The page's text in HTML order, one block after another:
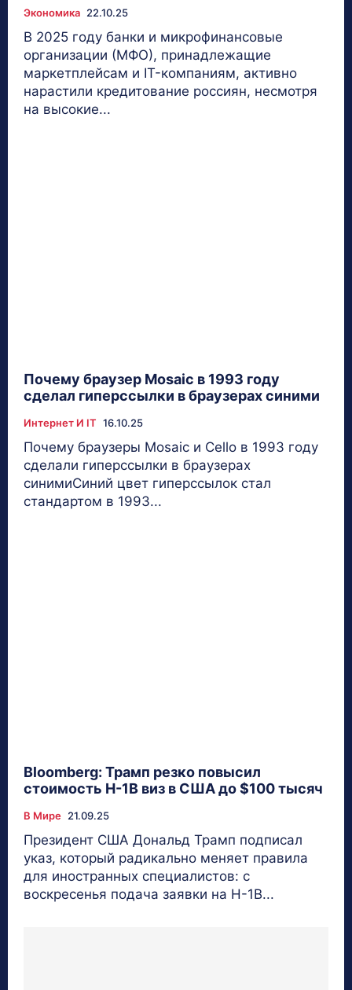
Экономика 22.10.25
В 2025 году банки и микрофинансовые
организации (МФО), принадлежащие
маркетплейсам и IT-компаниям, активно
нарастили кредитование россиян, несмотря
на высокие...
Почему браузер Mosaic в 1993 году
сделал гиперссылки в браузерах синими
Интернет И IT 16.10.25
Почему браузеры Mosaic и Cello в 1993 году
сделали гиперссылки в браузерах
синимиСиний цвет гиперссылок стал
стандартом в 1993...
Bloomberg: Трамп резко повысил
стоимость H-1B виз в США до $100 тысяч
В Мире 21.09.25
Президент США Дональд Трамп подписал
указ, который радикально меняет правила
для иностранных специалистов: с
воскресенья подача заявки на H-1B...